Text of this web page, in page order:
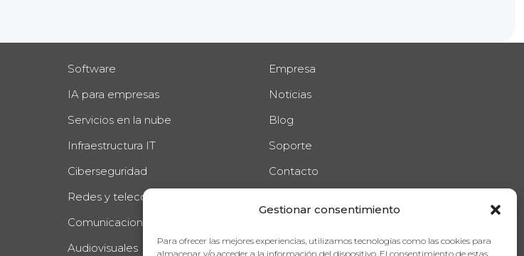
Gestionar consentimiento
Para ofrecer las mejores experiencias, utilizamos tecnologías como las cookies para
almacenar y/o acceder a la información del dispositivo. El consentimiento de estas
Software
IA para empresas
Servicios en la nube
Infraestructura IT
Ciberseguridad
Redes y telecomunicaciones
Comunicaciones Unificadas
Audiovisuales
Empresa
Noticias
Blog
Soporte
Contacto